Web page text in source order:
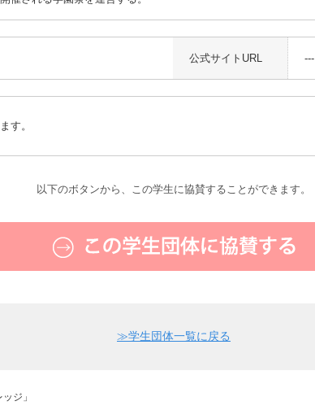
公式サイトURL ---
す。
以下のボタンから、この学生に協賛することができます。
≫学生団体一覧に戻る
ジ」